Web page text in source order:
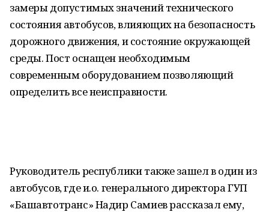
замеры допустимых значений технического
состояния автобусов, влияющих на безопасность
дорожного движения, и состояние окружающей
среды. Пост оснащен необходимым
современным оборудованием позволяющий
определить все неисправности.
Руководитель республики также зашел в один из
автобусов, где и.о. генерального директора ГУП
«Башавтотранс» Надир Самиев рассказал ему,